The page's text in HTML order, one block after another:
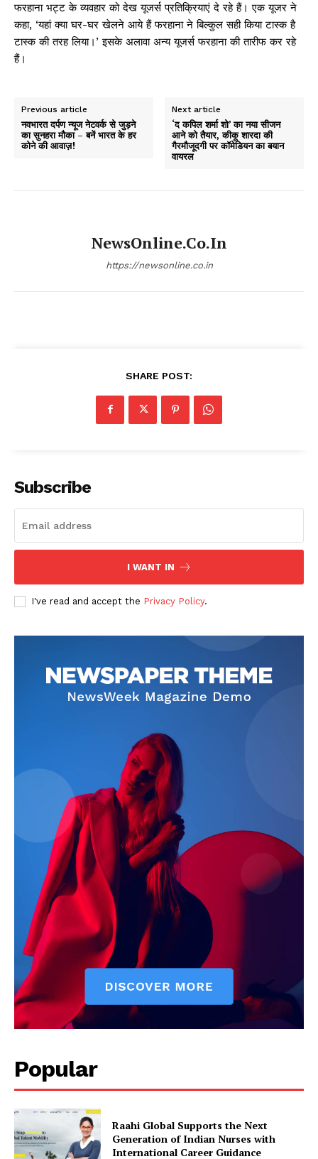
फरहाना भट्ट के व्यवहार को देख यूजर्स प्रतिक्रियाएं दे रहे हैं। एक यूजर ने
कहा, ‘यहां क्या घर-घर खेलने आये हैं फरहाना ने बिल्कुल सही किया टास्क है
टास्क की तरह लिया।’ इसके अलावा अन्य यूजर्स फरहाना की तारीफ कर रहे
हैं।
Previous article
नवभारत दर्पण न्यूज नेटवर्क से जुड़ने
का सुनहरा मौका – बनें भारत के हर
कोने की आवाज़!
Next article
‘द कपिल शर्मा शो’ का नया सीजन
आने को तैयार, कीकू शारदा की
गैरमौजूदगी पर कॉमेडियन का बयान
वायरल
NewsOnline.co.in
https://newsonline.co.in
SHARE POST:
Subscribe
I WANT IN
I've read and accept the Privacy Policy.
Popular
Raahi Global Supports the Next
Generation of Indian Nurses with
International Career Guidance